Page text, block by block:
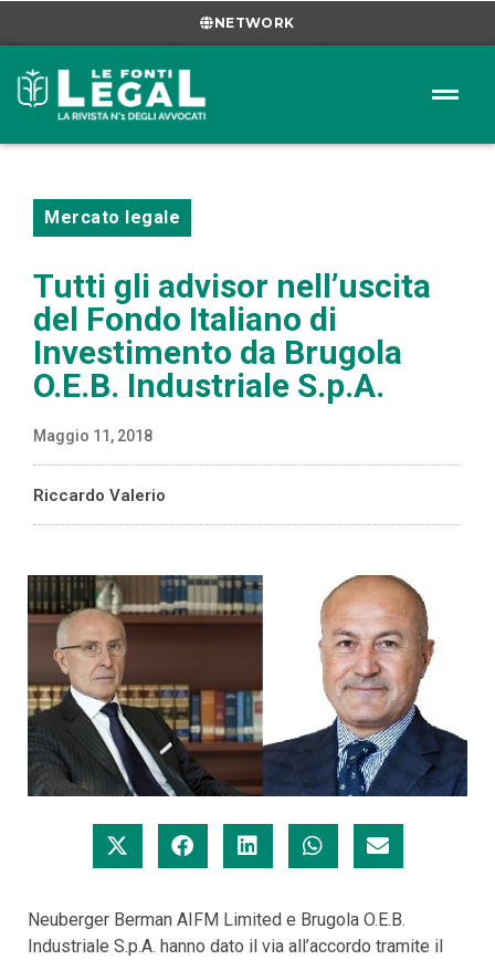
NETWORK
Mercato legale
Tutti gli advisor nell’uscita
del Fondo Italiano di
Investimento da Brugola
O.E.B. Industriale S.p.A.
Maggio 11, 2018
Riccardo Valerio
Neuberger Berman AIFM Limited e Brugola O.E.B.
Industriale S.p.A. hanno dato il via all’accordo tramite il